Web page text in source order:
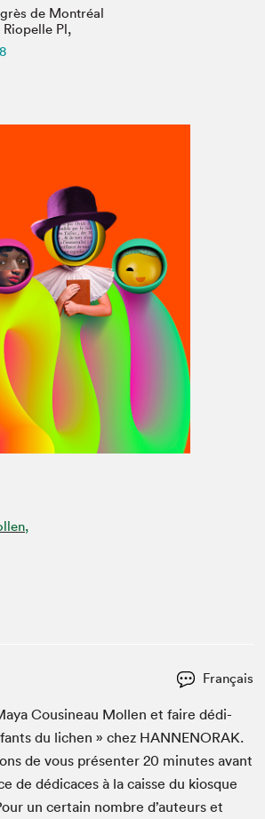
de Montréal
Riopelle Pl,
Français
Cousineau Mollen et faire dédi­
du lichen » chez HAN­NENO­RAK.
de vous présen­ter20 min­utes avant
de dédi­caces à la caisse du kiosque
un cer­tain nom­bre d’auteurs et